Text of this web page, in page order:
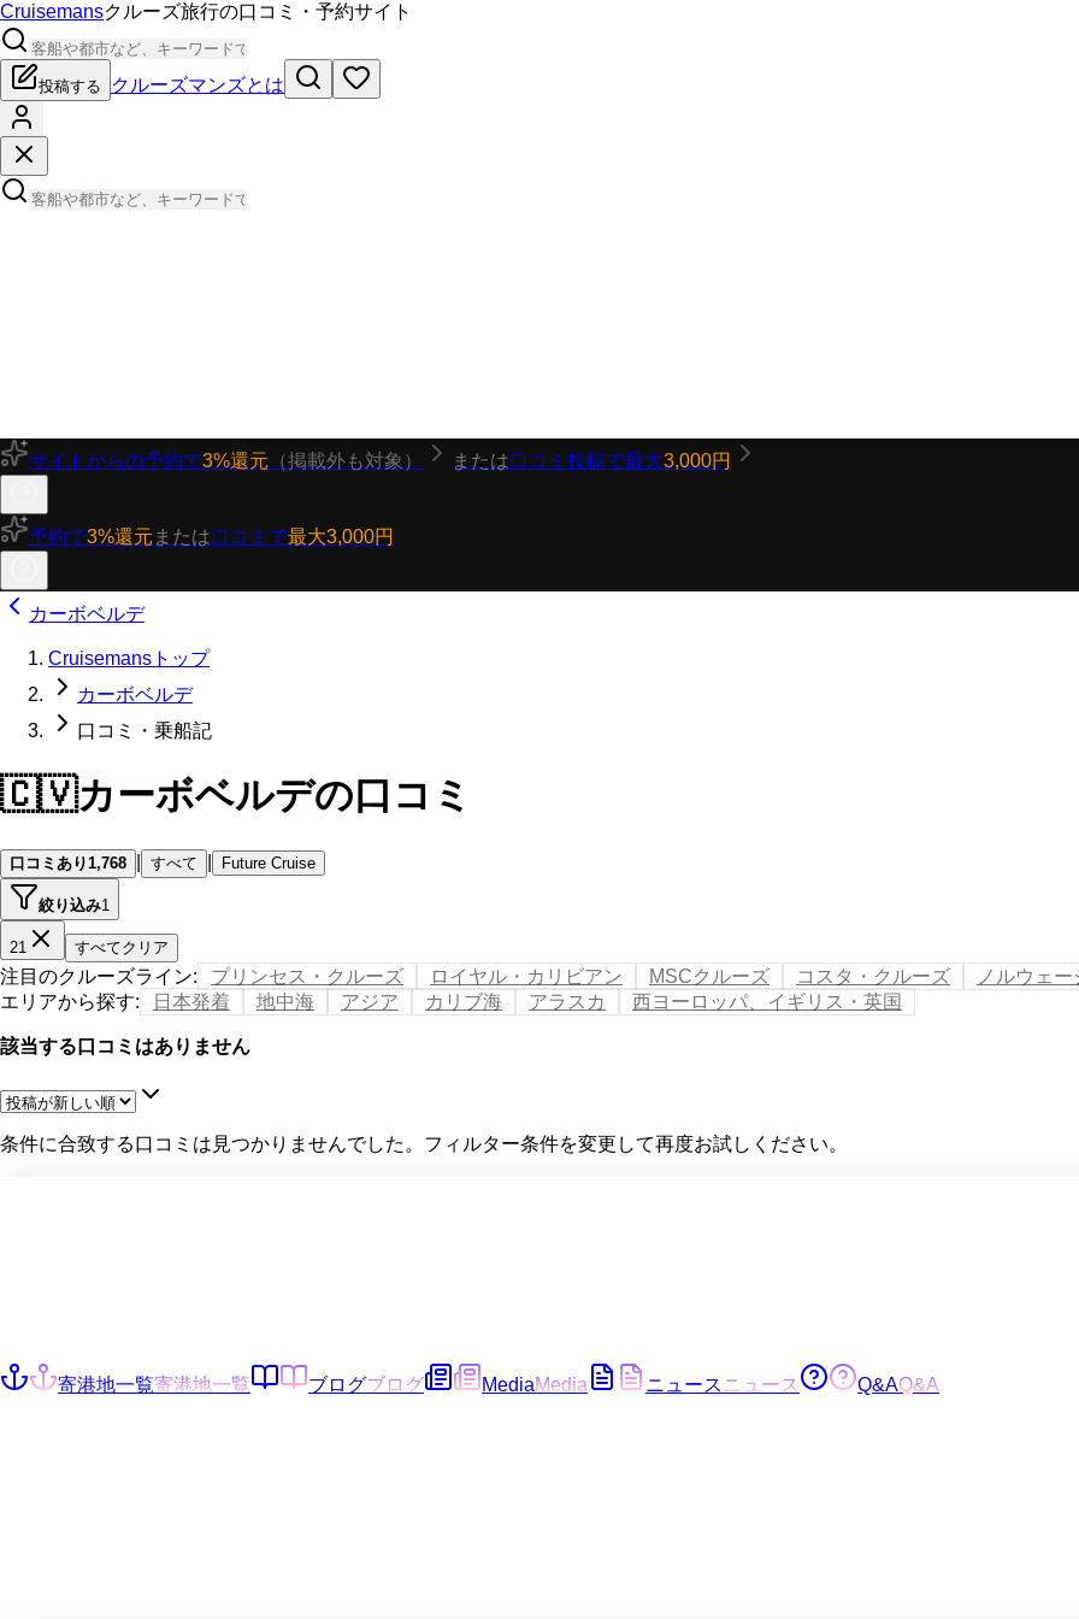
Cruisemansクルーズ旅行の口コミ・予約サイト
投稿する クルーズマンズとは
サイトからの予約で3%還元 （掲載外も対象） または口コミ投稿で最大3,000円
予約で3%還元 または口コミで最大3,000円
カーボベルデ
Cruisemansトップ
カーボベルデ
口コミ・乗船記
🇨🇻カーボベルデの口コミ
口コミあり1,768 すべて Future Cruise
絞り込み1
21 すべてクリア
注目のクルーズライン: プリンセス・クルーズ ロイヤル・カリビアン MSCクルーズ コスタ・クルーズ ノルウェ
エリアから探す: 日本発着 地中海 アジア カリブ海 アラスカ 西ヨーロッパ、イギリス・英国
該当する口コミはありません
条件に合致する口コミは見つかりませんでした。フィルター条件を変更して再度お試しください。
寄港地一覧寄港地一覧 ブログブログ MediaMedia ニュース ニュース Q&AQ&A